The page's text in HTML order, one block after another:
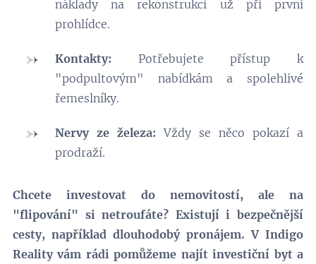
náklady na rekonstrukci už při první
prohlídce.
Kontakty: Potřebujete přístup k
"podpultovým" nabídkám a spolehlivé
řemeslníky.
Nervy ze železa: Vždy se něco pokazí a
prodraží.
Chcete investovat do nemovitostí, ale na
"flipování" si netroufáte? Existují i bezpečnější
cesty, například dlouhodobý pronájem. V Indigo
Reality vám rádi pomůžeme najít investiční byt a